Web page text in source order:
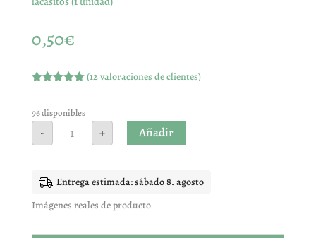
0,50€
5 en base
a
valoracione
(12valoraciones de clientes)
96 disponibles
- bolsa
cantidad
+ Añadir
Entrega estimada: sábado 8. agosto
Imágenes reales de producto